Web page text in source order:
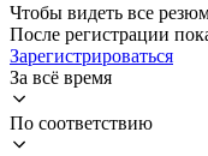
Чтобы видеть все
После регистрации
Зарегистрироваться
За всё время
По соответствию